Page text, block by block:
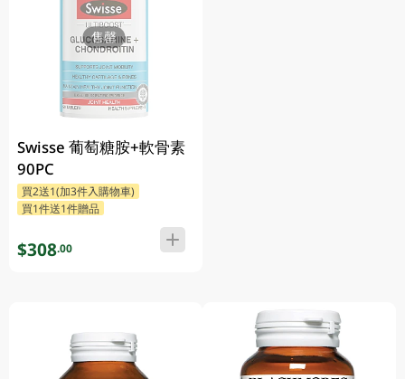
售罄
Swisse 葡萄糖胺+軟骨素
90PC
買2送1(加3件入購物車)
買1件送1件贈品
$308.00